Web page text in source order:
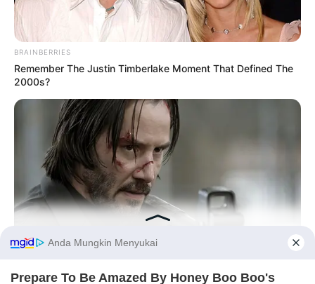
BRAINBERRIES
Remember The Justin Timberlake Moment That Defined The
2000s?
Before You Go